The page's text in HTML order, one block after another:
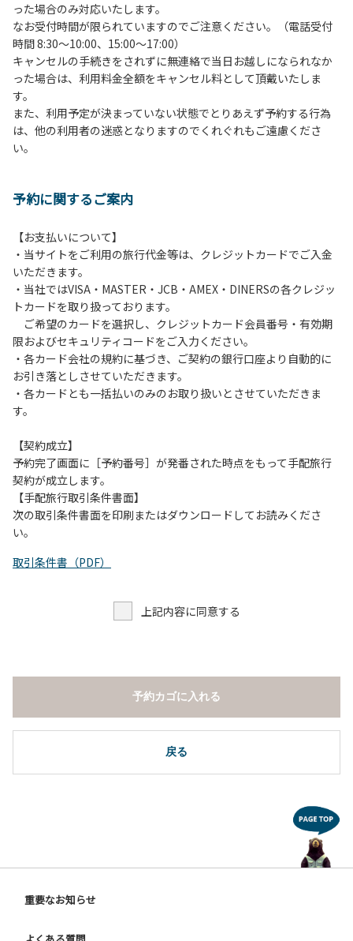
管理棟にてチェックインの手続きを行ってください。午後3
時前にお越しの方は、午後3時になりましたら管理棟にて手
続きを行ってください。午後5時過ぎにお越しの方は、翌朝
手続きを行ってください。
４、車両は、荷物の積み下ろし時以外は、駐車場にとめてく
ださい。
５、チェックアウトは、午前10時まで（日帰り使用の場合は
午後5時まで）です。チェックインの手続きを行っていない
方や使用人数が増えた場合は、必ず手続きを行ってくださ
ら午前10時までの間にゴミステーションに出してください。
は、お持ち帰りをお願いします。
【禁止事項】
カラオケ、発電機、地面での直火による焚き火、キャンプフ
ァイヤー、打ち上げ式花火、テントサウナの設置
【注意事項】
当キャンプ場のそばを流れる歴舟川は、上流で雨が降ると短
時間で増水し、川原で遊んでいると大変危険な状態になりや
すく、過去にも増水により人が流される事故が数件起きてい
（１）川原にテントやタープを張らない。
（２）雨が降ったときは川原で遊ばない。
（３）カムイコタン公園キャンプ場で雨が降らなくても、上
流で雨が降り急に増水することがあるので、水の濁りに注意
し、濁り始めたときには直ちに川原での遊びを中止する。
（４）キャンプ場の管理者や地元住民から川についての注意
った場合のみ対応いたします。
なお受付時間が限られていますのでご注意ください。（電話受付
時間 8:30～10:00、15:00～17:00）
キャンセルの手続きをされずに無連絡で当日お越しになられなか
った場合は、利用料金全額をキャンセル料として頂戴いたしま
す。
また、利用予定が決まっていない状態でとりあえず予約する行為
は、他の利用者の迷惑となりますのでくれぐれもご遠慮くださ
い。
予約に関するご案内
【お支払いについて】
・当サイトをご利用の旅行代金等は、クレジットカードでご入金
いただきます。
・当社ではVISA・MASTER・JCB・AMEX・DINERSの各クレジッ
トカードを取り扱っております。
ご希望のカードを選択し、クレジットカード会員番号・有効期
限およびセキュリティコードをご入力ください。
・各カード会社の規約に基づき、ご契約の銀行口座より自動的に
お引き落としさせていただきます。
・各カードとも一括払いのみのお取り扱いとさせていただきま
す。
【契約成立】
予約完了画面に［予約番号］が発番された時点をもって手配旅行
契約が成立します。
【手配旅行取引条件書面】
次の取引条件書面を印刷またはダウンロードしてお読みくださ
い。
取引条件書（PDF）
上記内容に同意する
戻る
予約カゴに入れる
重要なお知らせ